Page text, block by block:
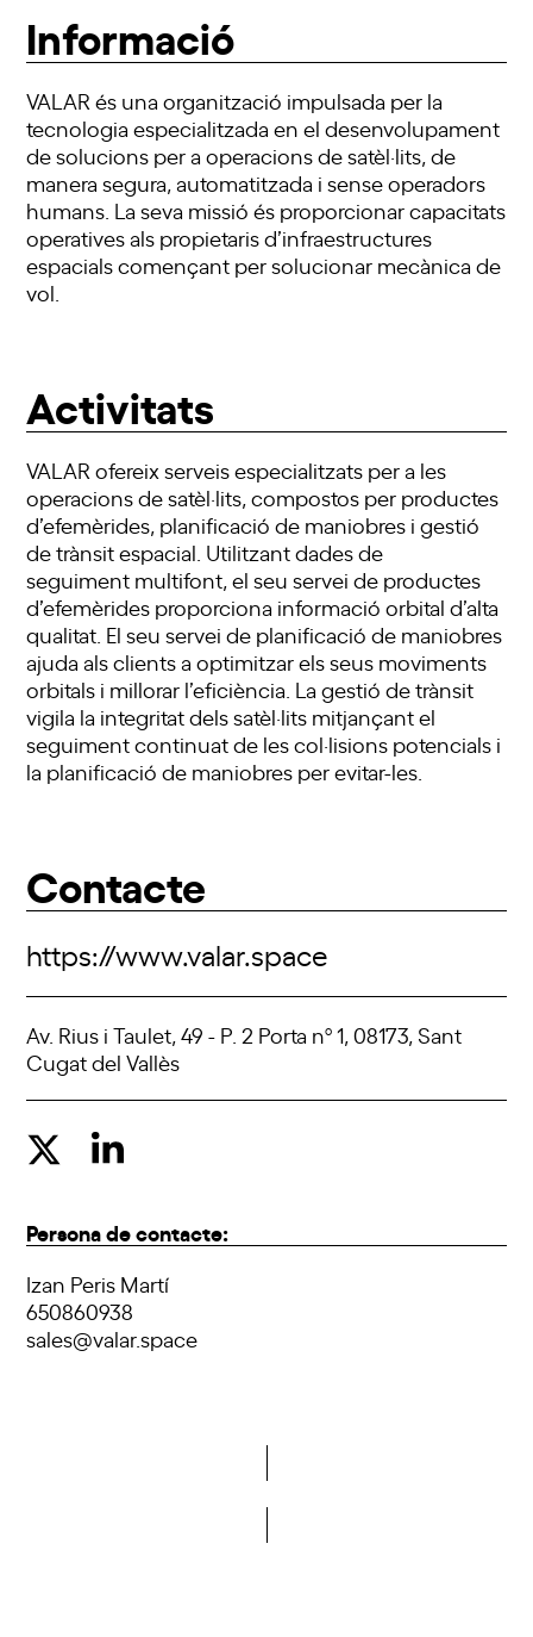
Informació
VALAR és una organització impulsada per la
tecnologia especialitzada en el desenvolupament
de solucions per a operacions de satèl·lits, de
manera segura, automatitzada i sense operadors
humans. La seva missió és proporcionar capacitats
operatives als propietaris d’infraestructures
espacials començant per solucionar mecànica de
vol.
Activitats
VALAR ofereix serveis especialitzats per a les
operacions de satèl·lits, compostos per productes
d’efemèrides, planificació de maniobres i gestió
de trànsit espacial. Utilitzant dades de
seguiment multifont, el seu servei de productes
d’efemèrides proporciona informació orbital d’alta
qualitat. El seu servei de planificació de maniobres
ajuda als clients a optimitzar els seus moviments
orbitals i millorar l’eficiència. La gestió de trànsit
vigila la integritat dels satèl·lits mitjançant el
seguiment continuat de les col·lisions potencials i
la planificació de maniobres per evitar-les.
Contacte
https://www.valar.space
Av. Rius i Taulet, 49 - P. 2 Porta nº 1, 08173, Sant
Cugat del Vallès
Persona de contacte:
Izan Peris Martí
650860938
sales@valar.space